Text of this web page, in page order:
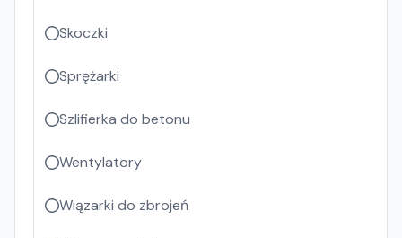
Skoczki
Sprężarki
Szlifierka do betonu
Wentylatory
Wiązarki do zbrojeń